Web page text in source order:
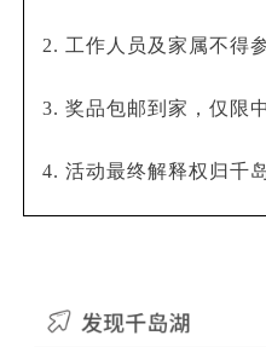
2. 工作人员及家属不得
3. 奖品包邮到家，仅限
4. 活动最终解释权归千